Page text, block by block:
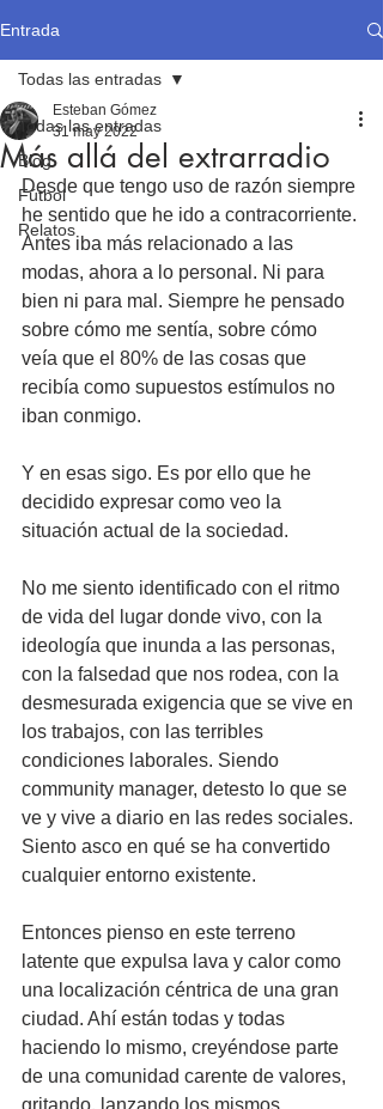
Entrada
Todas las entradas
Blog
Fútbol
Relatos
Todas las entradas
Más allá del extrarradio
Esteban Gómez
31 may 2022
Desde que tengo uso de razón siempre
he sentido que he ido a contracorriente.
Antes iba más relacionado a las
modas, ahora a lo personal. Ni para
bien ni para mal. Siempre he pensado
sobre cómo me sentía, sobre cómo
veía que el 80% de las cosas que
recibía como supuestos estímulos no
iban conmigo.
Y en esas sigo. Es por ello que he
decidido expresar como veo la
situación actual de la sociedad.
No me siento identificado con el ritmo
de vida del lugar donde vivo, con la
ideología que inunda a las personas,
con la falsedad que nos rodea, con la
desmesurada exigencia que se vive en
los trabajos, con las terribles
condiciones laborales. Siendo
community manager, detesto lo que se
ve y vive a diario en las redes sociales.
Siento asco en qué se ha convertido
cualquier entorno existente.
Entonces pienso en este terreno
latente que expulsa lava y calor como
una localización céntrica de una gran
ciudad. Ahí están todas y todas
haciendo lo mismo, creyéndose parte
de una comunidad carente de valores,
gritando, lanzando los mismos